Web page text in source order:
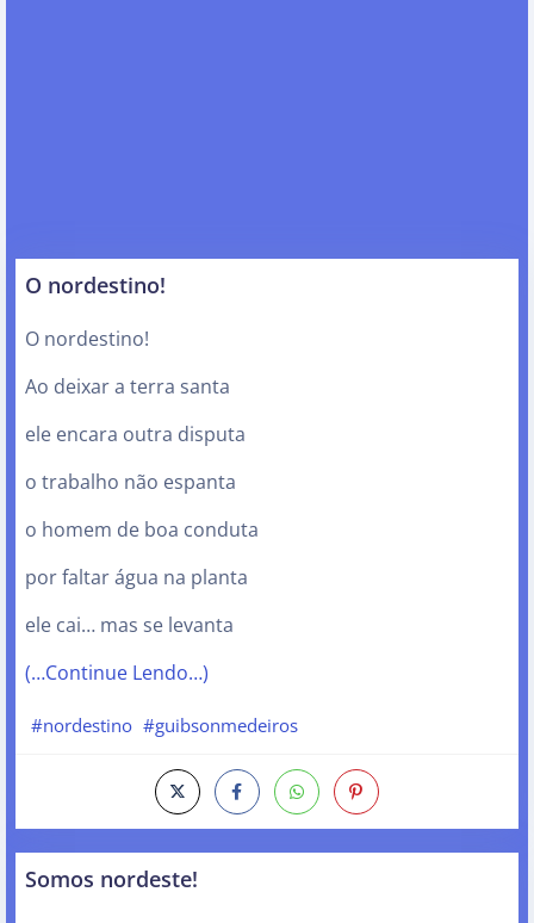
O nordestino!
O nordestino!
Ao deixar a terra santa
ele encara outra disputa
o trabalho não espanta
o homem de boa conduta
por faltar água na planta
ele cai… mas se levanta
(…Continue Lendo…)
#nordestino #guibsonmedeiros
Somos nordeste!